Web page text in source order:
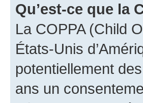
Qu’est-ce que la
La COPPA (Child
États-Unis
potentiellement
ans un